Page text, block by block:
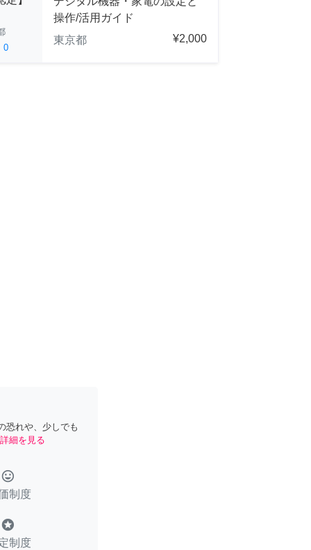
0
操作/活用ガイド
東京都
¥2,000
恐れや、少しでも
詳細を見る
tag_faces
制度
stars
制度